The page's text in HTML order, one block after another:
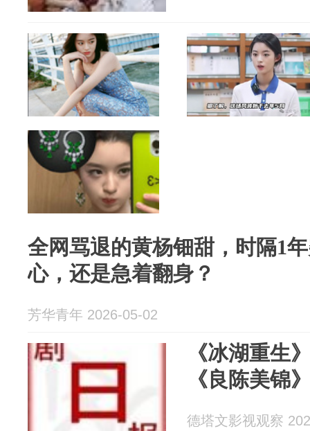
全网骂退的黄杨钿甜，时隔1
心，还是急着翻身？
芳华青年 2026-05-02
《冰湖重生
《良陈美锦
德塔文影视观察